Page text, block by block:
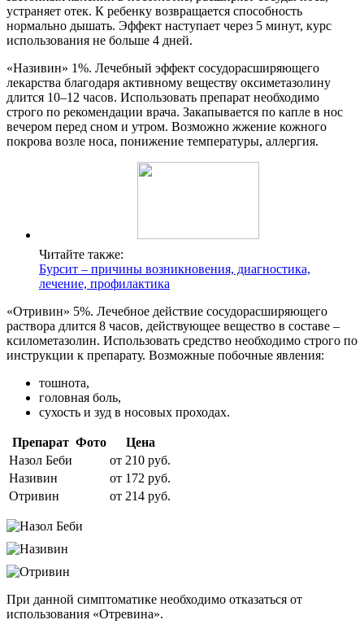
устраняет отек. К ребенку возвращается способность
нормально дышать. Эффект наступает через 5 минут, курс
использования не больше 4 дней.
«Називин» 1%. Лечебный эффект сосудорасширяющего
лекарства благодаря активному веществу оксиметазолину
длится 10–12 часов. Использовать препарат необходимо
строго по рекомендации врача. Закапывается по капле в нос
вечером перед сном и утром. Возможно жжение кожного
покрова возле носа, понижение температуры, аллергия.
Читайте также:
Бурсит – причины возникновения, диагностика,
лечение, профилактика
«Отривин» 5%. Лечебное действие сосудорасширяющего
раствора длится 8 часов, действующее вещество в составе –
ксилометазолин. Использовать средство необходимо строго по
инструкции к препарату. Возможные побочные явления:
тошнота,
головная боль,
сухость и зуд в носовых проходах.
Препарат Фото
Цена
Назол Беби
от 210 руб.
Називин
от 172 руб.
Отривин
от 214 руб.
При данной симптоматике необходимо отказаться от
использования «Отревина».